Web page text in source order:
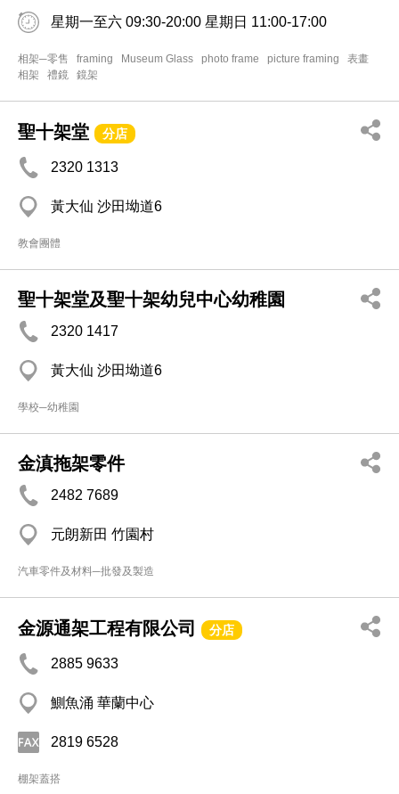
星期一至六 09:30-20:00 星期日 11:00-17:00
相架─零售 framing Museum Glass photo frame picture framing
表畫
相架
禮鏡 鏡架
聖十架堂 分店
2320 1313
黃大仙 沙田坳道6
教會團體
聖十架堂及聖十架幼兒中心幼稚園
2320 1417
黃大仙 沙田坳道6
學校─幼稚園
金滇拖架零件
2482 7689
元朗新田 竹園村
汽車零件及材料─批發及製造
金源通架工程有限公司 分店
2885 9633
鰂魚涌 華蘭中心
2819 6528
棚架蓋搭